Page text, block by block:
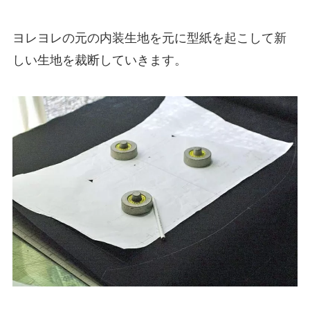
ヨレヨレの元の内装生地を元に型紙を起こして新
しい生地を裁断していきます。